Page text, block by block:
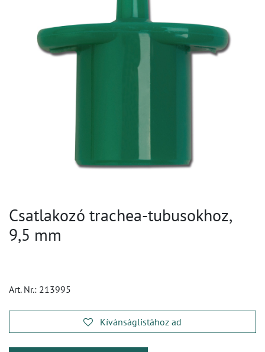
Csatlakozó trachea-tubusokhoz,
9,5 mm
Art. Nr.: 213995
Kívánságlistához ad